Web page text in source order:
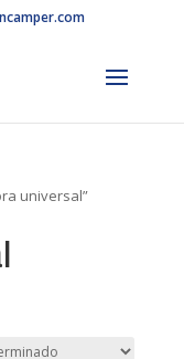
universal”